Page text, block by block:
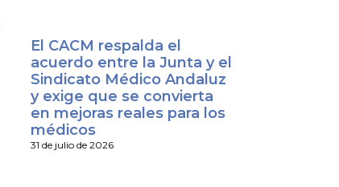
El CACM respalda el
acuerdo entre la Junta y el
Sindicato Médico Andaluz
y exige que se convierta
en mejoras reales para los
médicos
31 de julio de 2026